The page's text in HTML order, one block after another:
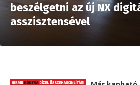
beszélgetni az új NX
asszisztensével